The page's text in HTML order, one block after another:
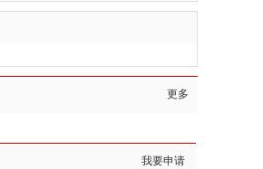
更多
我要申请